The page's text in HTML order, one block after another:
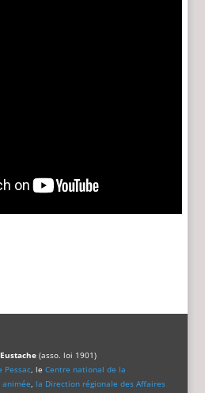
(asso. loi 1901)
Pessac, le Centre national de la
animée, la Direction régionale des Affaires